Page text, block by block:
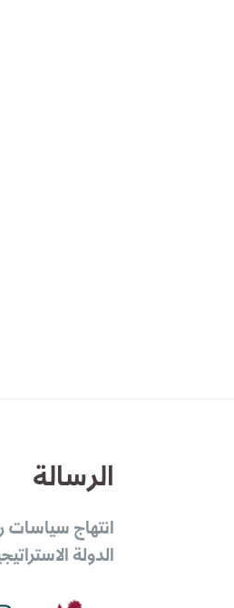
الرسالة
انتهاج
الدولة